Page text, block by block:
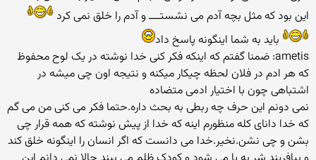
این بود که مثل بچه آدم می نشستــــ و آدم را خلق نمی کرد
باید به شما اینگونه پاسخ داد
ametis: ضمنا گفتم که اینکه فکر کنی خدا نوشته در یک لوح محفوظ
که هر ادم در فلان لحظه چیکار میکنه و نتیجه اون چی میشه در
اشتباهی چون با اختیار ادمی متضاده
نمی دونم این حرف چه ربطی به بحث داره.حتما فکر می کنی من می گم
که خدا دانای کله منظورم اینه که خدا از پیش نوشته که همه قرار چی
بشن و چی نشن.نخیر.خدا می دانست که اگر انسان را اینگونه خلق کند